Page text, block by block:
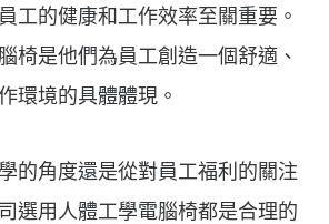
工的健康和工作效率至關重要。
椅是他們為員工創造一個舒適、
環境的具體體現。
的角度還是從對員工福利的關注
選用人體工學電腦椅都是合理的